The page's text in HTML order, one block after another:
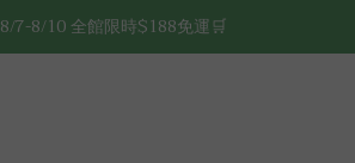
8/7-8/10 全館限時$188免運🛒
🔥8/7-8/10 滿$588立減$88🔥